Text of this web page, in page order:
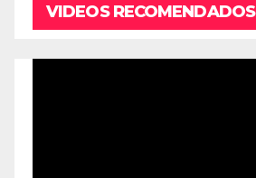
VIDEOS RECOMENDADOS